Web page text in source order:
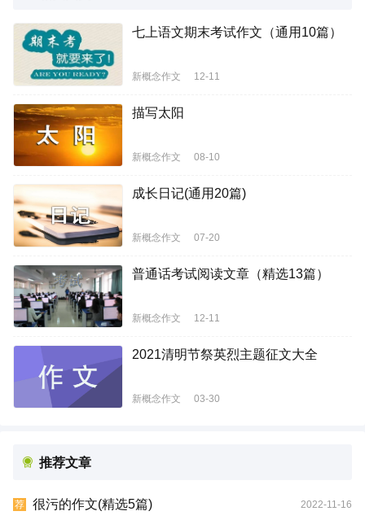
七上语文期末考试作文（通用10篇）
新概念作文 12-11
描写太阳
新概念作文 08-10
成长日记(通用20篇)
新概念作文 07-20
普通话考试阅读文章（精选13篇）
新概念作文 12-11
2021清明节祭英烈主题征文大全
新概念作文 03-30
推荐文章
荐 很污的作文(精选5篇) 2022-11-16